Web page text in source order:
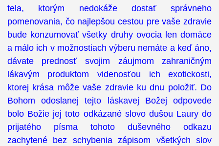
tela, ktorým nedokáže dostať správneho
pomenovania, čo najlepšou cestou pre vaše zdravie
bude konzumovať všetky druhy ovocia len domáce
a málo ich v možnostiach výberu nemáte a keď áno,
dávate prednosť svojim záujmom zahraničným
lákavým produktom videnosťou ich exotickosti,
ktorej krása môže vaše zdravie ku dnu položiť. Do
Bohom odoslanej tejto láskavej Božej odpovede
bolo Božie jej toto odkázané slovo dušou Laury do
prijatého písma tohoto duševného odkazu
zachytené bez schybenia zápisom všetkých slov